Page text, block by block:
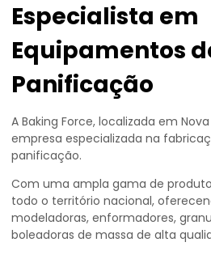
Especialista em
Equipamentos
Panificação
A Baking Force, localizada em
empresa especializada na
panificação.
Com uma ampla gama de
todo o território nacional,
modeladoras, enformadores,
boleadoras de massa de alta